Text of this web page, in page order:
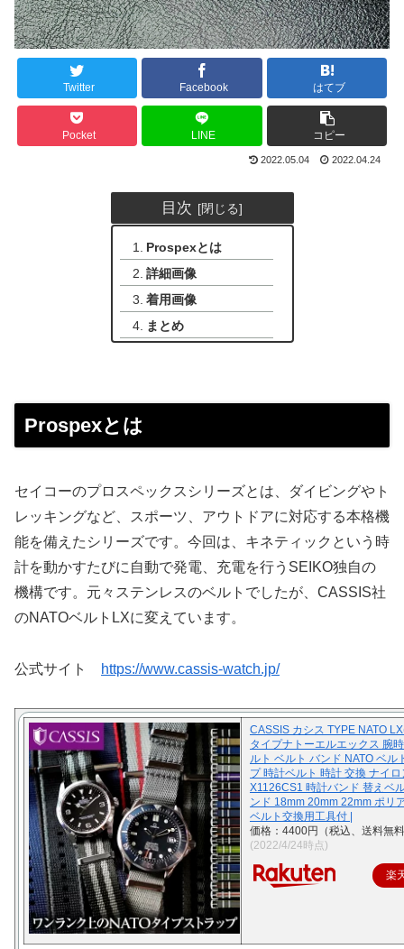
Twitter Facebook はてブ
Pocket LINE コピー
2022.05.04 2022.04.24
目次
Prospexとは
詳細画像
着用画像
まとめ
Prospexとは
セイコーのプロスペックスシリーズとは、ダイビングやト
レッキングなど、スポーツ、アウトドアに対応する本格機
能を備えたシリーズです。今回は、キネティックという時
計を動かすたびに自動で発電、充電を行うSEIKO独自の
機構です。元々ステンレスのベルトでしたが、CASSIS社
のNATOベルトLXに変えています。
公式サイト https://www.cassis-watch.jp/
CASSIS カシス TYPE NATO
タイプナトーエルエックス 腕
ルト ベルト バンド NATO ベル
プ 時計ベルト 時計 交換 ナイロ
X1126CS1 時計バンド 替えベ
ンド 18mm 20mm 22mm ポリ
ベルト交換用工具付 |
価格：4400円（税込、送料無
(2022/4/24時点)
楽